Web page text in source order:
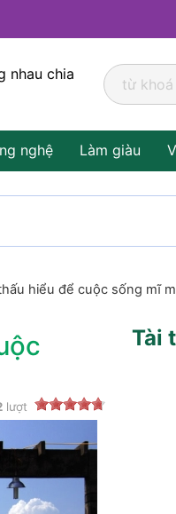
nhau chia
nghệ Làm giàu
hiểu để cuộc sống mĩ
lượt
Tài